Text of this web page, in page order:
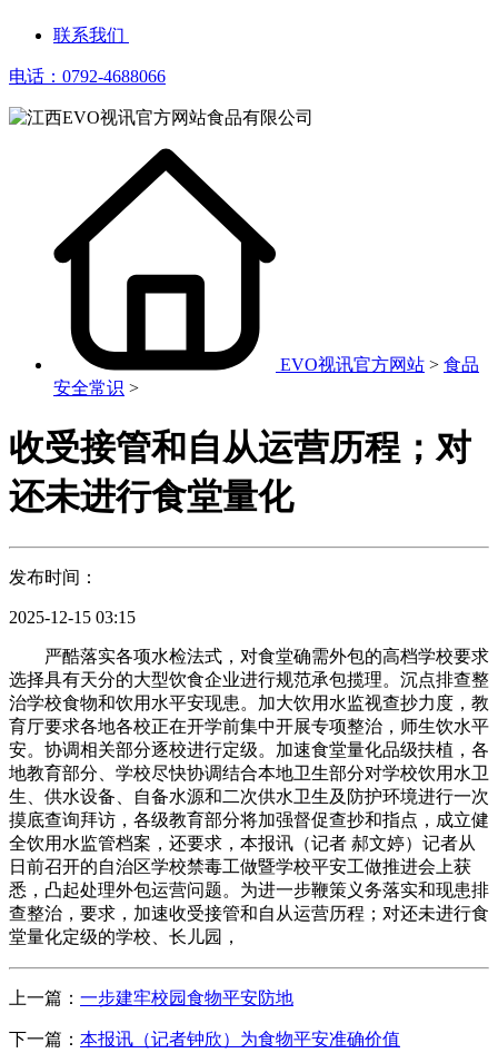
联系我们
电话：0792-4688066
EVO视讯官方网站 > 食品
安全常识 >
收受接管和自从运营历程；对
还未进行食堂量化
发布时间：
2025-12-15 03:15
严酷落实各项水检法式，对食堂确需外包的高档学校要求
选择具有天分的大型饮食企业进行规范承包揽理。沉点排查整
治学校食物和饮用水平安现患。加大饮用水监视查抄力度，教
育厅要求各地各校正在开学前集中开展专项整治，师生饮水平
安。协调相关部分逐校进行定级。加速食堂量化品级扶植，各
地教育部分、学校尽快协调结合本地卫生部分对学校饮用水卫
生、供水设备、自备水源和二次供水卫生及防护环境进行一次
摸底查询拜访，各级教育部分将加强督促查抄和指点，成立健
全饮用水监管档案，还要求，本报讯（记者 郝文婷）记者从
日前召开的自治区学校禁毒工做暨学校平安工做推进会上获
悉，凸起处理外包运营问题。为进一步鞭策义务落实和现患排
查整治，要求，加速收受接管和自从运营历程；对还未进行食
堂量化定级的学校、长儿园，
上一篇： 一步建牢校园食物平安防地
下一篇： 本报讯（记者钟欣）为食物平安准确价值